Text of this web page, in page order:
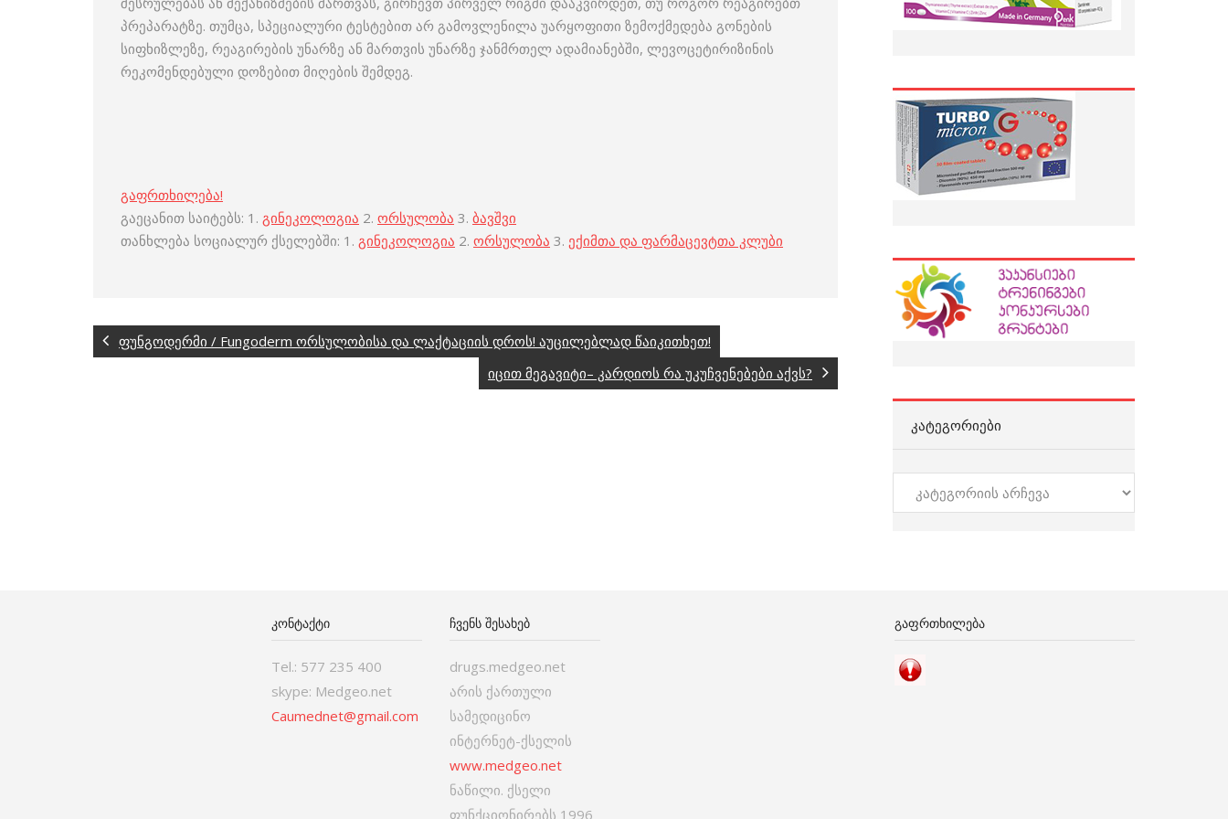
პრეპარატზე. თუმცა, სპეციალური ტესტებით არ გამოვლენილა უარყოფითი ზემოქმედება გონების
სიფხიზლეზე, რეაგირების უნარზე ან მართვის უნარზე ჯანმრთელ ადამიანებში, ლევოცეტირიზინის
რეკომენდებული დოზებით მიღების შემდეგ.
გაფრთხილება!
გაეცანით საიტებს: 1. გინეკოლოგია 2. ორსულობა 3. ბავშვი
თანხლება სოციალურ ქსელებში: 1. გინეკოლოგია 2. ორსულობა 3. ექიმთა და ფარმაცევტთა კლუბი
ფუნგოდერმი / Fungoderm ორსულობისა და ლაქტაციის დროს! აუცილებლად წაიკითხეთ!
იცით მეგავიტი– კარდიოს რა უკუჩვენებები აქვს?
ᲙᲐᲢᲔᲒᲝᲠᲘᲔᲑᲘ
კატეგორიები
ᲙᲝᲜᲢᲐᲥᲢᲘ
Tel.: 577 235 400
skype: Medgeo.net
Caumednet@gmail.com
ᲩᲕᲔᲜᲡ ᲨᲔᲡᲐᲮᲔᲑ
drugs.medgeo.net
არის ქართული
სამედიცინო
ინტერნეტ-ქსელის
www.medgeo.net
ნაწილი. ქსელი
ფუნქციონირებს 1996
ᲒᲐᲤᲠᲗᲮᲘᲚᲔᲑᲐ